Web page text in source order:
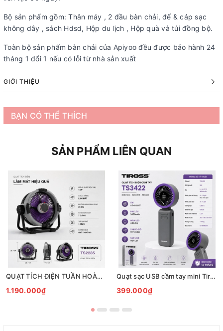
Bộ sản phẩm gồm: Thân máy , 2 đầu bàn chải, đế & cáp sạc
không dây , sách Hdsd, Hộp du lịch , Hộp quà và túi đồng bộ.
Toàn bộ sản phẩm bàn chải của Apiyoo đều được bảo hành 24
tháng 1 đổi 1 nếu có lỗi từ nhà sản xuất
GIỚI THIỆU
BẠN CÓ THỂ THÍCH
SẢN PHẨM LIÊN QUAN
QUẠT TÍCH ĐIỆN TUẦN HOÀN ĐỂ BÀN TIROSS TS2285
1.190.000₫
Quạt sạc USB cầm tay mini Tiross TS3422
399.000₫